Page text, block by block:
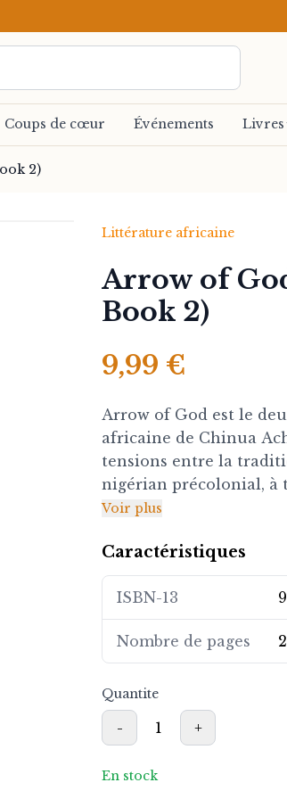
Coups de cœur Événements Livres
2)
Littérature africaine
Arrow of
Book 2)
9,99 €
Arrow of God est le
africaine de Chinua
tensions entre la
nigérian précolonial, à
spirituel confronté aux
premiers contacts
Achebe dépeint avec
principal et de sa
sur le pouvoir, la foi
roman une lecture
s'intéressent à la
coloniale.
Ce tome essentiel de
Voir plus
Caractéristiques
ISBN-13
Nombre de pages
Quantite
- 1 +
En stock